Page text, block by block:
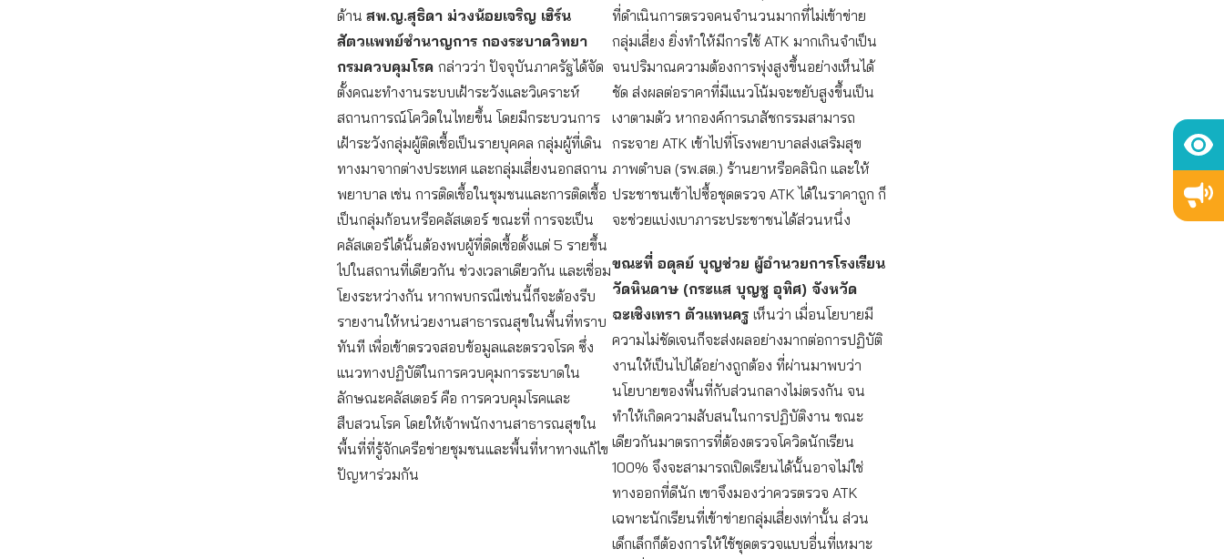
ด้าน สพ.ญ.สุธิดา ม่วงน้อยเจริญ เฮิร์น
สัตวแพทย์ชำนาญการ กองระบาดวิทยา
กรมควบคุมโรค กล่าวว่า ปัจจุบันภาครัฐได้จัด
ตั้งคณะทำงานระบบเฝ้าระวังและวิเคราะห์
สถานการณ์โควิดในไทยขึ้น โดยมีกระบวนการ
เฝ้าระวังกลุ่มผู้ติดเชื้อเป็นรายบุคคล กลุ่มผู้ที่เดิน
ทางมาจากต่างประเทศ และกลุ่มเสี่ยงนอกสถาน
พยาบาล เช่น การติดเชื้อในชุมชนและการติดเชื้อ
เป็นกลุ่มก้อนหรือคลัสเตอร์ ขณะที่ การจะเป็น
คลัสเตอร์ได้นั้นต้องพบผู้ที่ติดเชื้อตั้งแต่ 5 รายขึ้น
ไปในสถานที่เดียวกัน ช่วงเวลาเดียวกัน และเชื่อม
โยงระหว่างกัน หากพบกรณีเช่นนี้ก็จะต้องรีบ
รายงานให้หน่วยงานสาธารณสุขในพื้นที่ทราบ
ทันที เพื่อเข้าตรวจสอบข้อมูลและตรวจโรค ซึ่ง
แนวทางปฏิบัติในการควบคุมการระบาดใน
ลักษณะคลัสเตอร์ คือ การควบคุมโรคและ
สืบสวนโรค โดยให้เจ้าพนักงานสาธารณสุขใน
พื้นที่ที่รู้จักเครือข่ายชุมชนและพื้นที่หาทางแก้ไข
ปัญหาร่วมกัน
ที่ดำเนินการตรวจคนจำนวนมากที่ไม่เข้าข่าย
กลุ่มเสี่ยง ยิ่งทำให้มีการใช้ ATK มากเกินจำเป็น
จนปริมาณความต้องการพุ่งสูงขึ้นอย่างเห็นได้
ชัด ส่งผลต่อราคาที่มีแนวโน้มจะขยับสูงขึ้นเป็น
เงาตามตัว หากองค์การเภสัชกรรมสามารถ
กระจาย ATK เข้าไปที่โรงพยาบาลส่งเสริมสุข
ภาพตำบล (รพ.สต.) ร้านยาหรือคลินิก และให้
ประชาชนเข้าไปซื้อชุดตรวจ ATK ได้ในราคาถูก ก็
จะช่วยแบ่งเบาภาระประชาชนได้ส่วนหนึ่ง
ขณะที่ อดุลย์ บุญช่วย ผู้อำนวยการโรงเรียน
วัดหินดาษ (กระแส บุญชู อุทิศ) จังหวัด
ฉะเชิงเทรา ตัวแทนครู เห็นว่า เมื่อนโยบายมี
ความไม่ชัดเจนก็จะส่งผลอย่างมากต่อการปฏิบัติ
งานให้เป็นไปได้อย่างถูกต้อง ที่ผ่านมาพบว่า
นโยบายของพื้นที่กับส่วนกลางไม่ตรงกัน จน
ทำให้เกิดความสับสนในการปฏิบัติงาน ขณะ
เดียวกันมาตรการที่ต้องตรวจโควิดนักเรียน
100% จึงจะสามารถเปิดเรียนได้นั้นอาจไม่ใช่
ทางออกที่ดีนัก เขาจึงมองว่าควรตรวจ ATK
เฉพาะนักเรียนที่เข้าข่ายกลุ่มเสี่ยงเท่านั้น ส่วน
เด็กเล็กก็ต้องการให้ใช้ชุดตรวจแบบอื่นที่เหมาะ